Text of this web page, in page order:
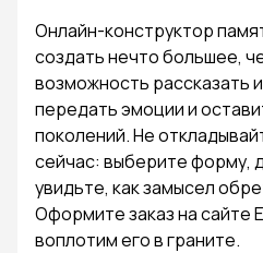
Онлайн-конструктор
создать нечто большее,
возможность рассказать
передать эмоции и
поколений. Не
сейчас: выберите форму,
увидьте, как замысел
Оформите заказ на сайте
воплотим его в граните.